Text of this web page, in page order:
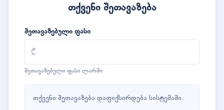
თქვენი შეთავაზება
შეთავაზებული ფასი
შეთავაზებული ფასი ლარში
თქვენი შეთავაზება დაფიქსირდება სისტემაში.